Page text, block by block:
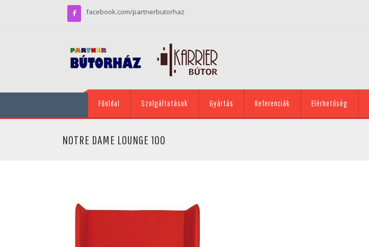
facebook.com/partnerbutorhaz
Főoldal Szolgáltatások Gyártás Referenciák Elérhetőség
NOTRE DAME LOUNGE 100